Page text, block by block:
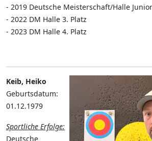
- 2019 Deutsche Meisterschaft/Halle
- 2022 DM Halle 3. Platz
- 2023 DM Halle 4. Platz
Keib, Heiko
Geburtsdatum:
01.12.1979
Sportliche Erfolge:
Deutsche